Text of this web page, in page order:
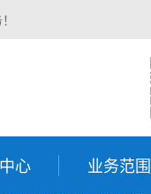
心 业务范围